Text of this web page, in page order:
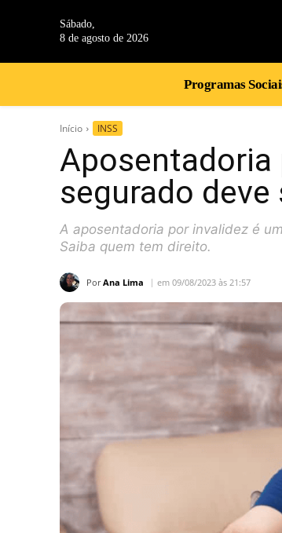
Sábado,
8 de agosto de 2026
Programas
Início INSS
Aposentadoria
segurado
A aposentadoria por invalidez é
Saiba quem tem direito.
Por Ana Lima em 09/08/2023 às 21:57